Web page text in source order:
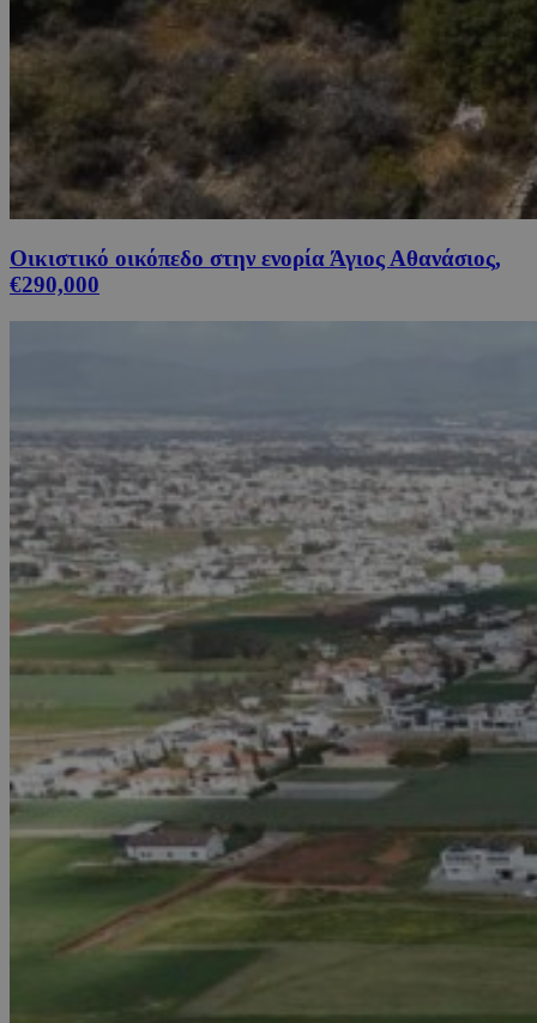
Οικιστικό οικόπεδο στην ενορία Άγιος Αθανάσιος,
€290,000